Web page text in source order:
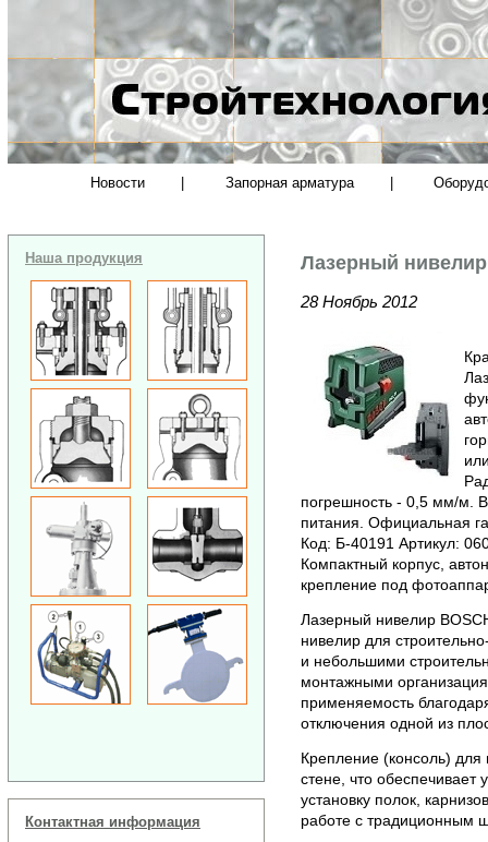
Новости Запорная арматура
Наша продукция
Контактная информация
Лазерный нивелир
28 Ноябрь 2012
погрешность - 0,5 мм/м.
питания. Официальная
Код: Б-40191 Артикул:
Компактный корпус,
крепление под
Лазерный нивелир
нивелир для
и небольшими
монтажными
применяемость
отключения одной из
Крепление (консоль)
стене, что обеспечивает
установку полок,
работе с традиционным